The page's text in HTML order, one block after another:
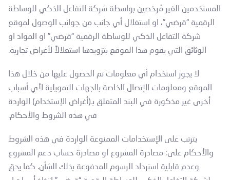
المستخدمين الغير مُرخصين بواسطة شركة التفاعل الذكي للوساطة
الرقمية “قرضي”، او استغلال أي جانب من جوانب الوصول لموقع
شركة التفاعل الذكي للوساطة الرقمية “قرضي” او المواد او
الوثائق التي يقوم هذا الموقع بتزويدها استغلالاً لأغراض تجارية.
لا يجوز استخدام أي معلومات تم الحصول عليها من خلال هذا
الموقع ومعلومات الإتصال الخاصة بالجهات التمويلية لأي أسباب
أخرى غير مذكورة في البند المتعلق بـ(أغراض الإستخدام) الواردة
في هذه الشروط والأحكام.
يترتب على الإستخدامات الممنوعة الواردة في هذه الشروط
والأحكام على: مصادرة المشروع او مصادرة حساب دعم المشروع
وعدم قابلية استرداد الرسوم المدفوعة بذلك الشأن. كما يحق